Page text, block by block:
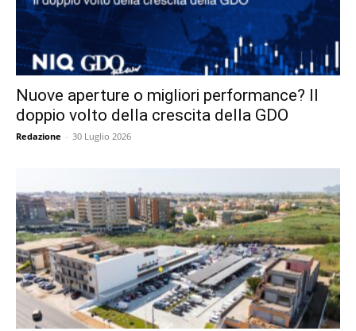
Nuove aperture o migliori performance? Il
doppio volto della crescita della GDO
Redazione - 30 Luglio 2026